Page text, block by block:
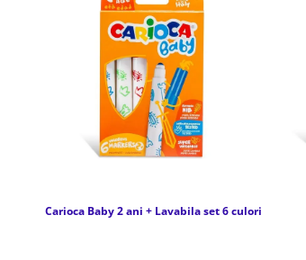
Carioca Baby 2 ani + Lavabila set 6 culori